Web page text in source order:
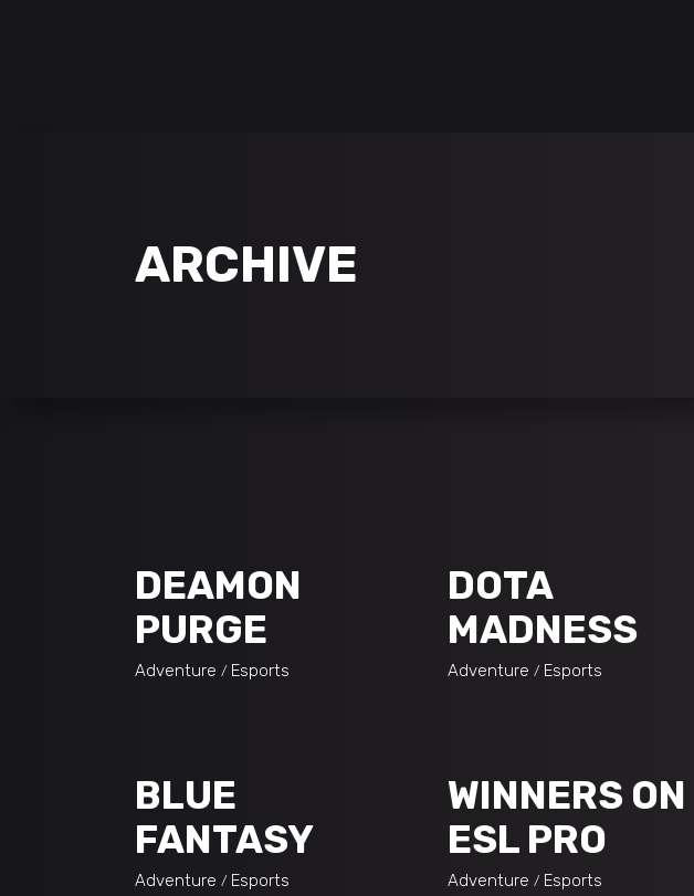
ARCHIVE
DEAMON
PURGE
Adventure Esports
DOTA
MADNESS
Adventure Esports
BLUE
FANTASY
Adventure Esports
WINNERS ON
ESL PRO
Adventure Esports